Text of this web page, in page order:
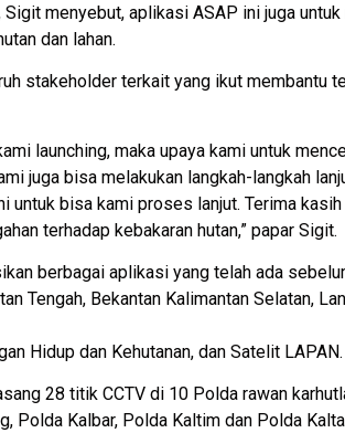
menyebut, aplikasi ASAP ini juga
dan lahan.
stakeholder terkait yang ikut membantu
launching, maka upaya kami untuk
juga bisa melakukan langkah-langkah
bisa kami proses lanjut. Terima
terhadap kebakaran hutan,” papar Sigit.
berbagai aplikasi yang telah ada
Tengah, Bekantan Kalimantan Selatan,
Hidup dan Kehutanan, dan Satelit LAPAN.
28 titik CCTV di 10 Polda rawan
Polda Kalbar, Polda Kaltim dan Polda